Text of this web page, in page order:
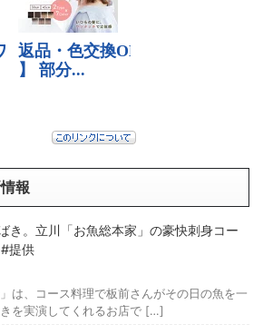
報
き。立川「お魚総本家」の豪快刺身コー
提供
は、コース料理で板前さんがその日の魚を一
を実演してくれるお店で […]